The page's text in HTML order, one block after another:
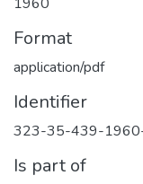
Format
application/pdf
Identifier
323-35-439-
Is part of